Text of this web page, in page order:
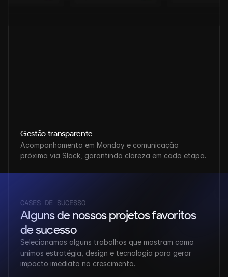
Gestão transparente
Acompanhamento em Monday e comunicação
próxima via Slack, garantindo clareza em cada etapa.
CASES DE SUCESSO
Alguns de nossos projetos favoritos
de sucesso
Selecionamos alguns trabalhos que mostram como
unimos estratégia, design e tecnologia para gerar
impacto imediato no crescimento.